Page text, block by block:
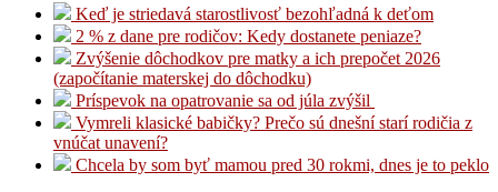
Keď je striedavá starostlivosť bezohľadná k deťom
2 % z dane pre rodičov: Kedy dostanete peniaze?
Zvýšenie dôchodkov pre matky a ich prepočet 2026
(započítanie materskej do dôchodku)
Príspevok na opatrovanie sa od júla zvýšil
Vymreli klasické babičky? Prečo sú dnešní starí rodičia z
vnúčat unavení?
Chcela by som byť mamou pred 30 rokmi, dnes je to peklo